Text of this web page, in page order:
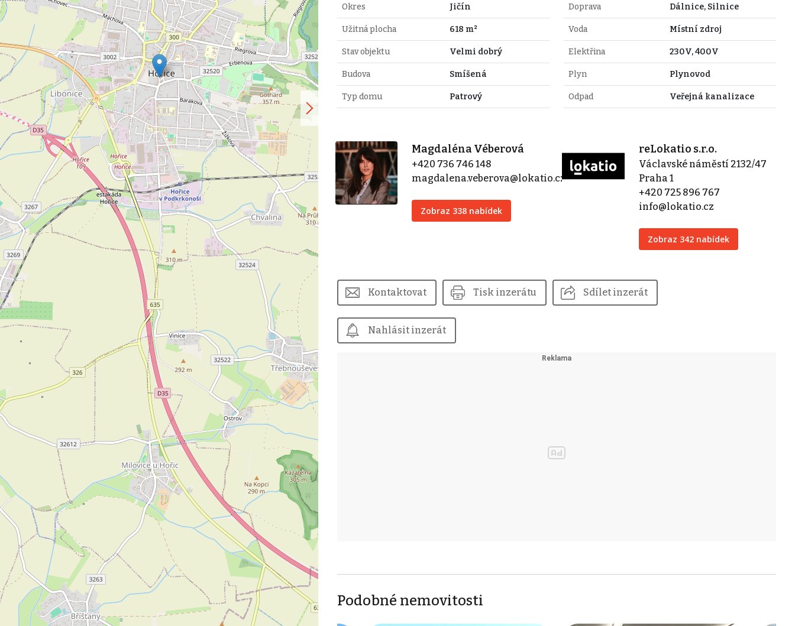
Okres Jičín
Užitná plocha 618 m²
Stav objektu Velmi dobrý
Budova Smíšená
Typ domu Patrový
Doprava Dálnice, Silnice
Voda Místní zdroj
Elektřina 230V, 400V
Plyn Plynovod
Odpad Veřejná kanalizace
Magdaléna Véberová
+420 736 746 148
magdalena.veberova@lokatio.cz
Zobraz 338 nabídek
reLokatio s.r.o.
Václavské náměstí 2132/47
Praha 1
+420 725 896 767
info@lokatio.cz
Zobraz 342 nabídek
Kontaktovat Tisk inzerátu Sdílet inzerát
Nahlásit inzerát
Podobné nemovitosti